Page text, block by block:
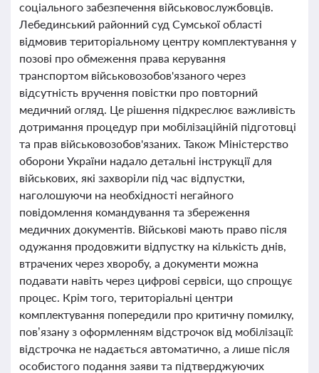
соціального забезпечення військовослужбовців.
Лебединський районний суд Сумської області
відмовив територіальному центру комплектування у
позові про обмеження права керування
транспортом військовозобов'язаного через
відсутність вручення повістки про повторний
медичний огляд. Це рішення підкреслює важливість
дотримання процедур при мобілізаційній підготовці
та прав військовозобов'язаних. Також Міністерство
оборони України надало детальні інструкції для
військових, які захворіли під час відпустки,
наголошуючи на необхідності негайного
повідомлення командування та збереження
медичних документів. Військові мають право після
одужання продовжити відпустку на кількість днів,
втрачених через хворобу, а документи можна
подавати навіть через цифрові сервіси, що спрощує
процес. Крім того, територіальні центри
комплектування попередили про критичну помилку,
пов’язану з оформленням відстрочок від мобілізації:
відстрочка не надається автоматично, а лише після
особистого подання заяви та підтверджуючих